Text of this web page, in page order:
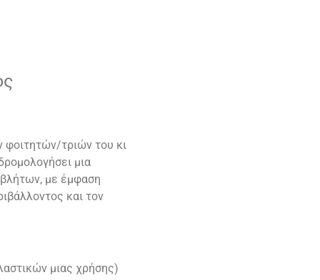
φοιτητών/τριών του κι
μια
με έμφαση
και τον
μιας χρήσης)